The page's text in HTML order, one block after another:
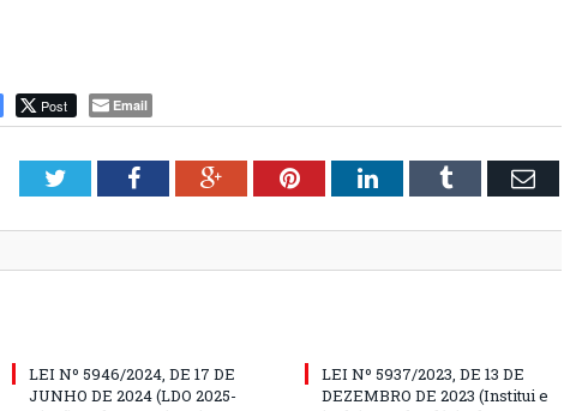
Post Email
TwitterFacebookGoogle+PinterestLinkedInTumblr Email
LEI Nº 5946/2024, DE 17 DE
JUNHO DE 2024 (LDO 2025-
LEI Nº 5937/2023, DE 13 DE
DEZEMBRO DE 2023 (Institui e